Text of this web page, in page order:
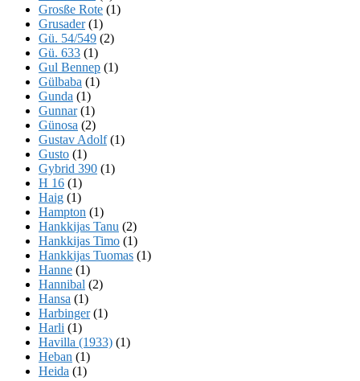
Grosße Rote (1)
Grusader(1)
Gü. 54/549 (2)
Gü. 633 (1)
Gul Bennep (1)
Gülbaba (1)
Gunda (1)
Gunnar(1)
Günosa (2)
Gustav Adolf(1)
Gusto (1)
Gybrid 390 (1)
H 16 (1)
Haig (1)
Hampton (1)
Hankkijas Tanu (2)
Hankkijas Timo (1)
Hankkijas Tuomas (1)
Hanne (1)
Hannibal (2)
Hansa (1)
Harbinger(1)
Harli (1)
Havilla (1933) (1)
Heban (1)
Heida (1)